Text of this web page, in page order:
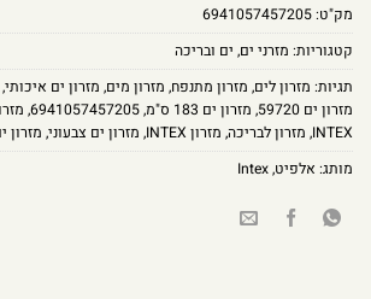
מק"ט:6941057457205
קטגוריות: מזרני ים, ים ובריכה
תגיות: מזרון לים, מזרון מתנפח, מזרון מים, מזרון ים איכותי,
מזרון ים 59720
, מזרון ים 183 ס"מ ,
6941057457205
,
INTEX
, מזרון לבריכה, מזרון INTEX , מזרון ים צבעוני, מזרון
מותג: אלפיט,
Intex